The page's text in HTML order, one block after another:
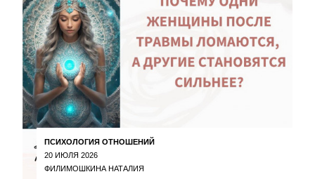
ПСИХОЛОГИЯ ОТНОШЕНИЙ
20 ИЮЛЯ 2026
ФИЛИМОШКИНА НАТАЛИЯ